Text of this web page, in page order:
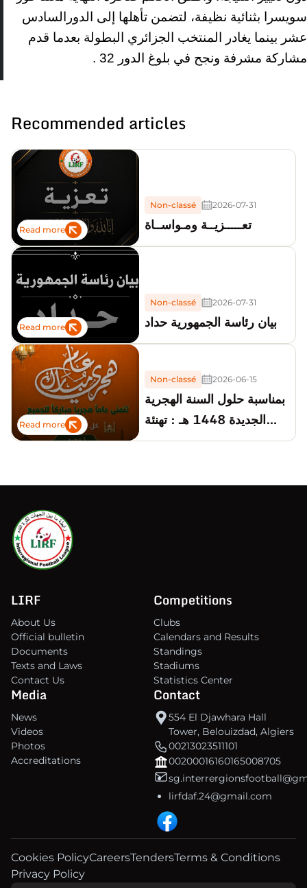
سويسرا بثنائية نظيفة، لتضمن تأهلها إلى الدورالسادس
عشر بينما يغادر المنتخب الجزائري البطولة بعدما قدم
مشاركة مشرفة ونجح في بلوغ الدور 32 .
Recommended articles
تعـــــزيــة ومـواســاة
2026-07-31
Non-classé
Read more
بيان رئاسة الجمهورية حداد
2026-07-31
Non-classé
Read more
بمناسبة حلول السنة الهجرية
الجديدة 1448 هـ : تهنئة
رئيس الرابطة
2026-06-15
Non-classé
Read more
LIRF
About Us
Official bulletin
Documents
Texts and Laws
Contact Us
Competitions
Clubs
Calendars and Results
Standings
Stadiums
Statistics Center
Media
News
Videos
Photos
Accreditations
Contact
554 El Djawhara Hall
Tower, Belouizdad, Algiers
00213023511101
00200016160165008705
lirfdaf.24@gmail.com
Cookies PolicyCareersTendersTerms & Conditions
Privacy Policy